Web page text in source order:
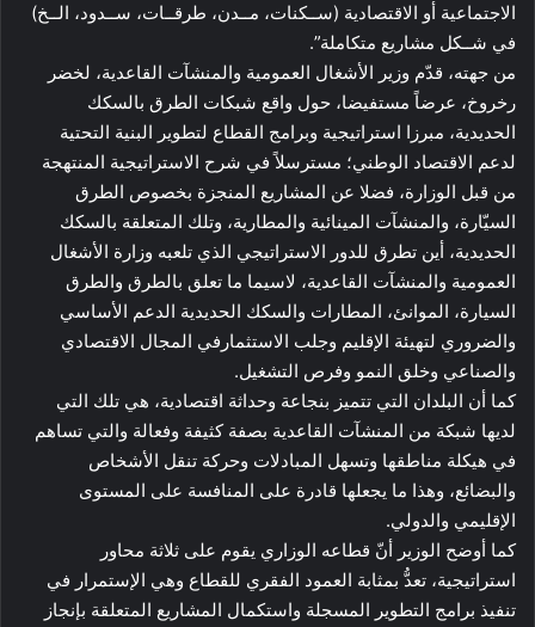
الاجتماعية أو الاقتصادية (ســكنات، مــدن، طرقــات، ســدود، الــخ)
في شــكل مشاريع متكاملة”.
من جهته، قدّم وزير الأشغال العمومية والمنشآت القاعدية، لخضر
رخروخ، عرضاً مستفيضا، حول واقع شبكات الطرق بالسكك
الحديدية، مبرزا استراتيجية وبرامج القطاع لتطوير البنية التحتية
لدعم الاقتصاد الوطني؛ مسترسلاً في شرح الاستراتيجية المنتهجة
من قبل الوزارة، فضلا عن المشاريع المنجزة بخصوص الطرق
السيّارة، والمنشآت المينائية والمطارية، وتلك المتعلقة بالسكك
الحديدية، أين تطرق للدور الاستراتيجي الذي تلعبه وزارة الأشغال
العمومية والمنشآت القاعدية، لاسيما ما تعلق بالطرق والطرق
السيارة، الموانئ، المطارات والسكك الحديدية الدعم الأساسي
والضروري لتهيئة الإقليم وجلب الاستثمارفي المجال الاقتصادي
والصناعي وخلق النمو وفرص التشغيل.
كما أن البلدان التي تتميز بنجاعة وحداثة اقتصادية، هي تلك التي
لديها شبكة من المنشآت القاعدية بصفة كثيفة وفعالة والتي تساهم
في هيكلة مناطقها وتسهل المبادلات وحركة تنقل الأشخاص
والبضائع، وهذا ما يجعلها قادرة على المنافسة على المستوى
الإقليمي والدولي.
كما أوضح الوزير أنّ قطاعه الوزاري يقوم على ثلاثة محاور
استراتيجية، تعدُّ بمثابة العمود الفقري للقطاع وهي الإستمرار في
تنفيذ برامج التطوير المسجلة واستكمال المشاريع المتعلقة بإنجاز